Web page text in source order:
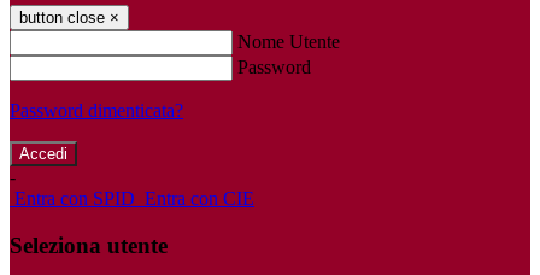
button close ×
Nome Utente
Password
Password dimenticata?
-
Entra con SPID Entra con CIE
Seleziona utente